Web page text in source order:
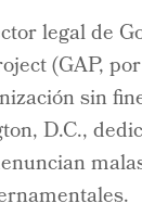
legal de
(GAP,
sin
D.C.,